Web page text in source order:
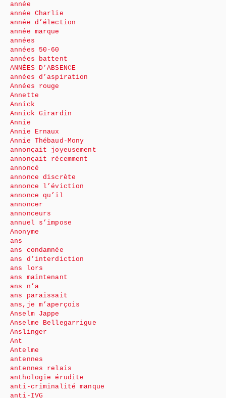
année
année Charlie
année d’élection
année marque
années
années 50-60
années battent
ANNÉES D’ABSENCE
années d’aspiration
Années rouge
Annette
Annick
Annick Girardin
Annie
Annie Ernaux
Annie Thébaud-Mony
annonçait joyeusement
annonçait récemment
annoncé
annonce discrète
annonce l’éviction
annonce qu’il
annoncer
annonceurs
annuel s’impose
Anonyme
ans
ans condamnée
ans d’interdiction
ans lors
ans maintenant
ans n’a
ans paraissait
ans,je m’aperçois
Anselm Jappe
Anselme Bellegarrigue
Anslinger
Ant
Antelme
antennes
antennes relais
anthologie érudite
anti-criminalité manque
anti-IVG